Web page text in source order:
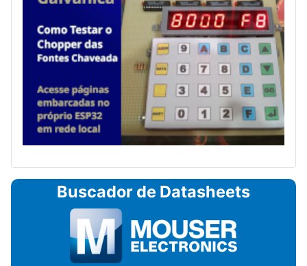
Buscador de Datasheets